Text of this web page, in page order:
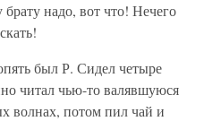
надо, вот что! Нечего
был Р. Сидел четыре
читал чью-то валявшуюся
волнах, потом пил чай и